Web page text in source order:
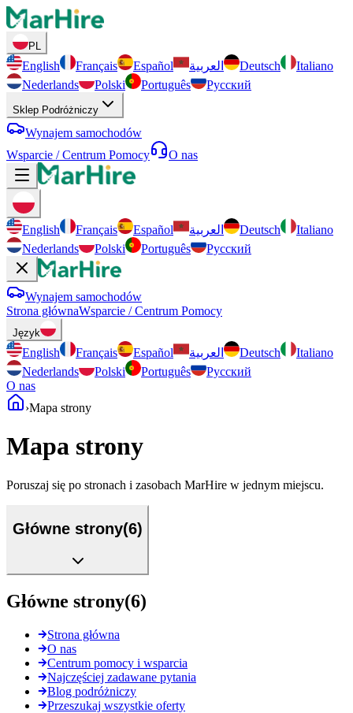
PL
English Français Español العربية Deutsch
Italiano
Nederlands
Polski Português Русский
Sklep Podróżniczy
Wynajem samochodów
Wsparcie / Centrum Pomocy
O nas
English Français Español العربية Deutsch
Italiano
Nederlands
Polski Português Русский
Wynajem samochodów
Strona głównaWsparcie / Centrum Pomocy
Język
English Français Español العربية Deutsch
Italiano
Nederlands
Polski Português
Русский
O nas
›Mapa strony
Mapa strony
Poruszaj się po stronach i zasobach MarHire w jednym miejscu.
Główne strony(6)
Główne strony(6)
Strona główna
O nas
Centrum pomocy i wsparcia
Najczęściej zadawane pytania
Blog podróżniczy
Przeszukaj wszystkie oferty